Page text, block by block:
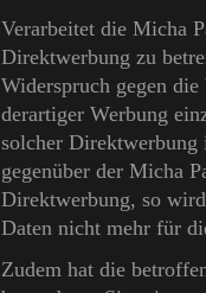
Verarbeitet die Micha
Direktwerbung zu
Widerspruch gegen
derartiger Werbung
solcher Direktwerbung
gegenüber der Micha
Direktwerbung, so
Daten nicht mehr für
Zudem hat die